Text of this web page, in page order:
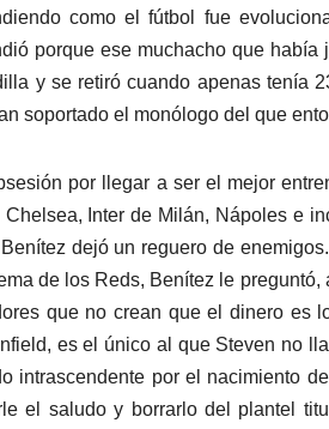
como el fútbol fue
porque ese muchacho que
y se retiró cuando apenas tenía
soportado el monólogo del que
por llegar a ser el mejor
Chelsea, Inter de Milán, Nápoles e
dejó un reguero de
de los Reds, Benítez le preguntó,
que no crean que el dinero es
es el único al que Steven no
intrascendente por el nacimiento
el saludo y borrarlo del plantel